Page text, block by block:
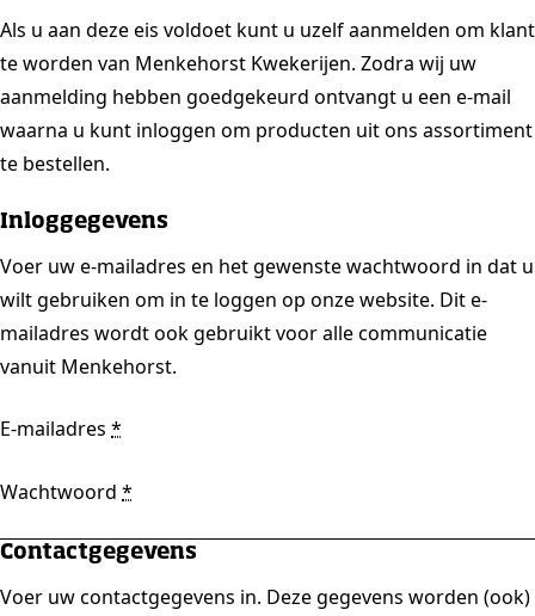
Als u aan deze eis voldoet kunt u uzelf aanmelden om klant
te worden van Menkehorst Kwekerijen. Zodra wij uw
aanmelding hebben goedgekeurd ontvangt u een e-mail
waarna u kunt inloggen om producten uit ons assortiment
te bestellen.
Inloggegevens
Voer uw e-mailadres en het gewenste wachtwoord in dat u
wilt gebruiken om in te loggen op onze website. Dit e-
mailadres wordt ook gebruikt voor alle communicatie
vanuit Menkehorst.
E-mailadres *
Wachtwoord *
Contactgegevens
Voer uw contactgegevens in. Deze gegevens worden (ook)